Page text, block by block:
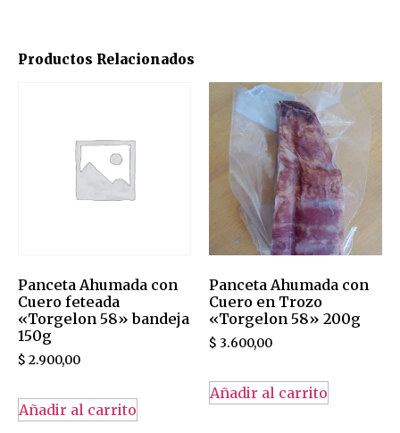
Productos Relacionados
Panceta Ahumada con
Cuero feteada
«Torgelon 58» bandeja
150g
$ 2.900,00
Añadir al carrito
Panceta Ahumada con
Cuero en Trozo
«Torgelon 58» 200g
$ 3.600,00
Añadir al carrito